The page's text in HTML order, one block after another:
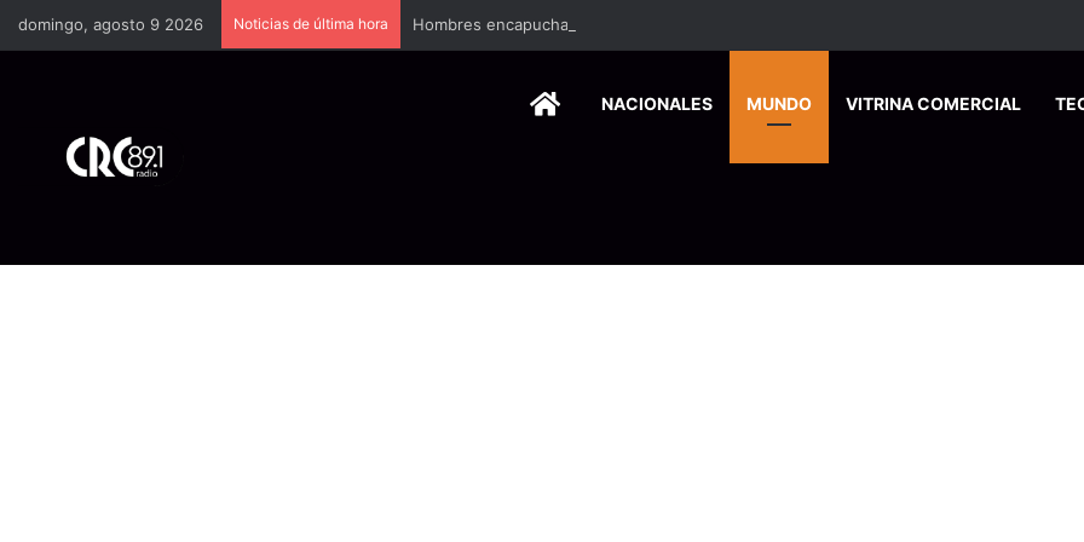
domingo, agosto 9 2026 Noticias de última hora Hombres encapuchados ingresan a hospital de Nicoya y matan a paciente a balazos
HOMENACIONALES MUNDO VITRINA COMERCIAL